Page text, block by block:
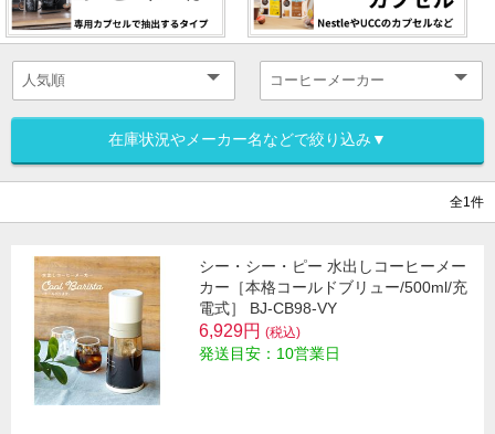
在庫状況やメーカー名などで絞り込み▼
全1件
シー・シー・ピー 水出しコーヒーメー
カー［本格コールドブリュー/500ml/充
電式］ BJ-CB98-VY
6,929円 (税込)
発送目安：10営業日